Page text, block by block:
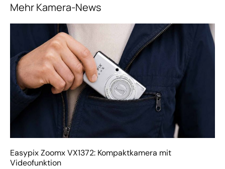
Mehr Kamera-News
Easypix Zoomx VX1372: Kompaktkamera mit
Videofunktion